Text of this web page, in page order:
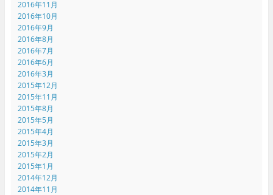
2016年11月
2016年10月
2016年9月
2016年8月
2016年7月
2016年6月
2016年3月
2015年12月
2015年11月
2015年8月
2015年5月
2015年4月
2015年3月
2015年2月
2015年1月
2014年12月
2014年11月